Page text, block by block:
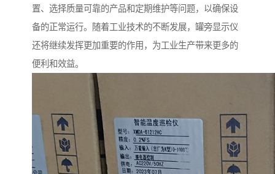
置、选择质量可靠的产品和定期维护等问题，以确保设
备的正常运行。随着工业技术的不断发展，罐旁显示仪
还将继续发挥更加重要的作用，为工业生产带来更多的
便利和效益。